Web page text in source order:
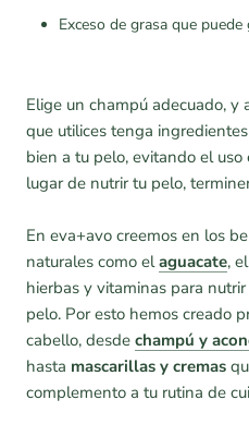
Exceso de grasa que puede
Elige un champú adecuado, y
que utilices tenga
bien a tu pelo, evitando el
lugar de nutrir tu pelo,
En eva+avo creemos en los
naturales como elaguacate, el
hierbas y vitaminas para
pelo. Por esto hemos creado
cabello, desde champú y
hasta mascarillas y cremas
complemento a tu rutina de